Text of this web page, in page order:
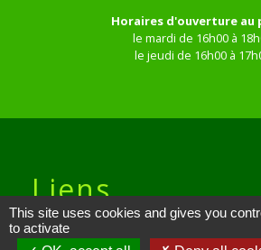
Horaires d'ouverture au
le mardi de 16h00 à
le jeudi de 16h00 à
Liens
Site réalisé par KOM Conseil
This site uses cookies and gives you
to activate